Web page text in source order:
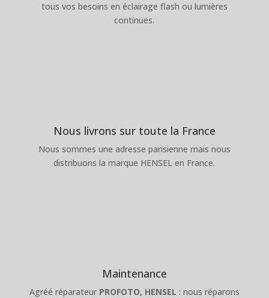
tous vos besoins en éclairage flash ou lumières
continues.
Nous livrons sur toute la France
Nous sommes une adresse parisienne mais nous
distribuons la marque HENSEL en France.
Maintenance
Agréé réparateur PROFOTO, HENSEL : nous réparons